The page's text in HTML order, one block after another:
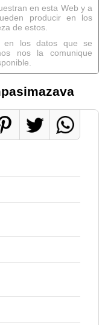
en esta Web y a
producir en los
de estos.
en los datos que se
nos la comunique